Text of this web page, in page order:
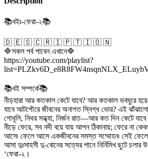
📚বইঃ-ফেরা-২📚
🇩 🇪 🇸 🇨 🇷 🇮 🇵 🇹 🇮 🇴 🇳
🔷সকল পর্ব পাবেন এখানে🔷
https://youtube.com/playlist?
📚বই সম্পর্কে📚
নীড়হারা আর কতকাল কেটে যাবে? আর কতকাল ভবঘুরে
যাবে আটপৌরে জীবনের অনাগত স্নিগ্ধ ভাের? এই
গােধূলি, নিথর সন্ধ্যা, নির্জন রাত—আর কত দিন কেটে
নীড়ে ফেরে, সব নদী বয়ে যায় আপন ঠিকানায়; ফেরে না
আসে৷ ফেলে আসে একজীবনের সমস্ত সম্মােহন৷ সেই
আসা দুঃসাহসী দু-বােনের সত্যের পানে নির্নিমিখ ছুটে চলার
‘ফেরা-২।